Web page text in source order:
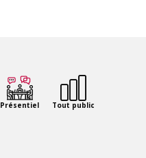
Présentiel Tout public